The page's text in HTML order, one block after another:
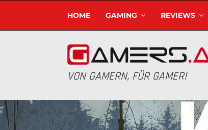
HOME GAMING REVIEWS
VON GAMERN, FÜR GAMER!